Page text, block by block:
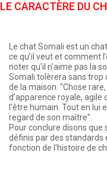
LE CARACTÈRE DU
Le chat Somali est un
ce qu’il veut et comment
noter qu'il n'aime pas la
Somali tolèrera sans trop
de la maison. "Chose
d’apparence royale,
l’être humain. Tout en lui
regard de son maître".
Pour conclure disons
définis par des
fonction de l'histoire de